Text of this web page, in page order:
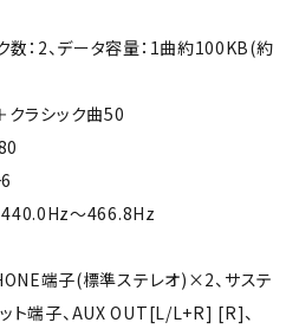
数：2、データ容量：1曲約100KB(約
ラシック曲50
440.0Hz～466.8Hz
端子(標準ステレオ)×2、サステ
ト端子、AUX OUT[L/L+R] [R]、